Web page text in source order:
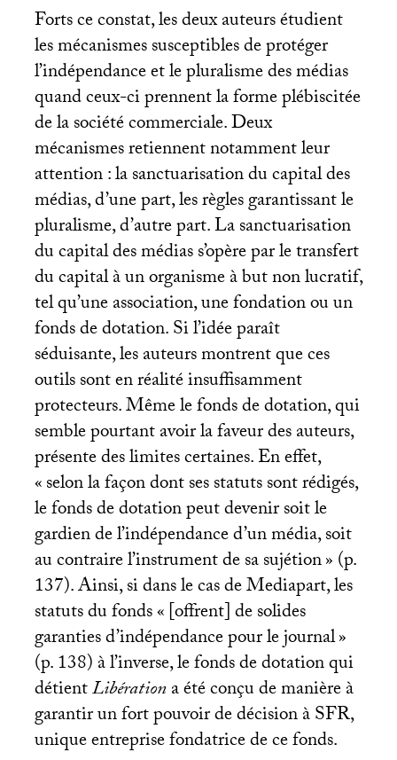
Forts ce constat, les deux auteurs étudient
les mécanismes susceptibles de protéger
l’indépendance et le pluralisme des médias
quand ceux-ci prennent la forme plébiscitée
de la société commerciale. Deux
mécanismes retiennent notamment leur
attention : la sanctuarisation du capital des
médias, d’une part, les règles garantissant le
pluralisme, d’autre part. La sanctuarisation
du capital des médias s’opère par le transfert
du capital à un organisme à but non lucratif,
tel qu’une association, une fondation ou un
fonds de dotation. Si l’idée paraît
séduisante, les auteurs montrent que ces
outils sont en réalité insuffisamment
protecteurs. Même le fonds de dotation, qui
semble pourtant avoir la faveur des auteurs,
présente des limites certaines. En effet,
«selon la façon dont ses statuts sont rédigés,
le fonds de dotation peut devenir soit le
gardien de l’indépendance d’un média, soit
au contraire l’instrument de sa sujétion» (p.
137). Ainsi, si dans le cas de Mediapart, les
statuts du fonds «[offrent] de solides
garanties d’indépendance pour le journal»
(p. 138) à l’inverse, le fonds de dotation qui
détientLibérationa été conçu de manière à
garantir un fort pouvoir de décision àSFR,
unique entreprise fondatrice de ce fonds.